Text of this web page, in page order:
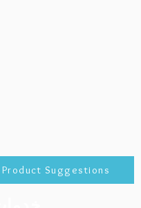
Product Suggestions